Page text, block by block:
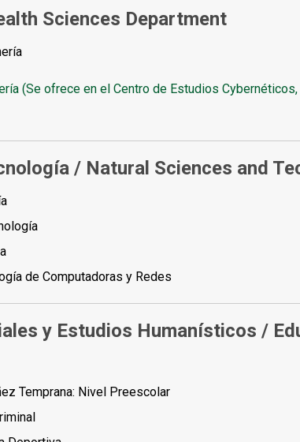
Sciences Department
(Se ofrece en el Centro de Estudios
/ Natural Sciences and
de Computadoras y Redes
y Estudios Humanísticos /
Temprana: Nivel Preescolar